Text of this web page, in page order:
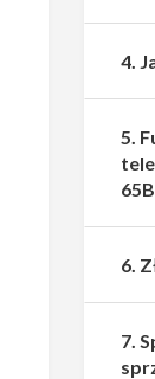
4.
5.
6.
7.